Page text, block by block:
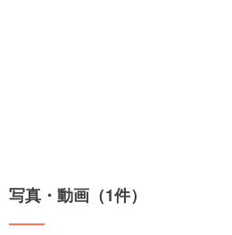
写真・動画（1件）